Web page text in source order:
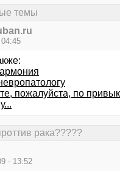
темы
пожалуйста, по
рака?????
- 13:52